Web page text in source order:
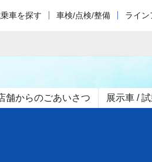
車を探す 車検/点検/整備 ライン
舗からのごあいさつ 展示車 /